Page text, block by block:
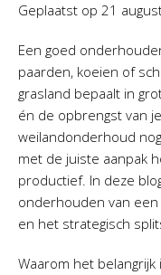
Geplaatst op 21
Een goed
paarden, koeien of
grasland bepaalt in
én de opbrengst van
weilandonderhoud
met de juiste aanpak
productief. In deze
onderhouden van
en het strategisch
Waarom het